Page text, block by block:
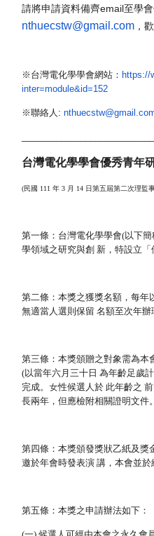
請將申請資料備齊email至學
nthuecstw@gmail.com ，
※台灣電化學學會網站： https://
inter=module&id=152
※聯絡人:
台灣電化學學會優秀青
(民國 111 年 3 月 14 日第五屆第二次理監
第一條：台灣電化學學會(以下
學領域之研究與創 新，特設立「
第二條：本獎之獲獎名額，每年
無適當人選則保留 名額至次年辦
第三條：本獎頒贈之對象需為本
(以當年六月三十日 為年齡足歲
完成。女性候選人於 此年齡之
長兩年，但應檢附相關證明文件。
第四條：本獎頒發獎狀乙紙及獎
邀於年會時發表演 講，本會並於
第五條：本獎之申請辦法如下：